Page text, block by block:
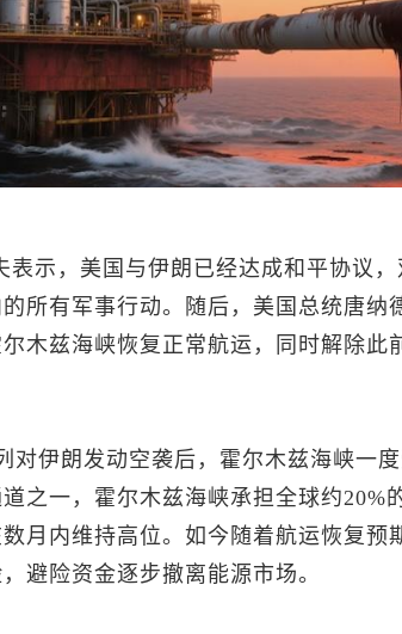
表示，美国与伊朗已经达成和平协议
所有军事行动。随后，美国总统唐纳
木兹海峡恢复正常航运，同时解除此
对伊朗发动空袭后，霍尔木兹海峡一
之一，霍尔木兹海峡承担全球约20%
月内维持高位。如今随着航运恢复预
避险资金逐步撤离能源市场。